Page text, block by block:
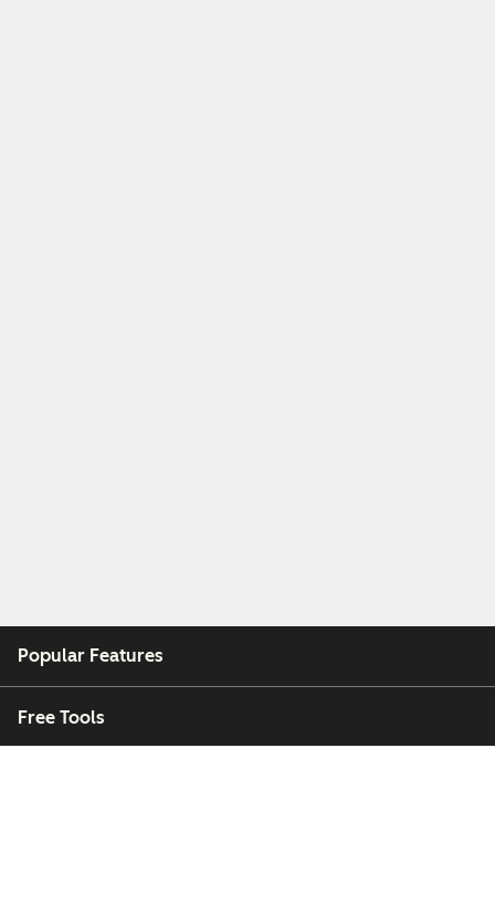
Popular Features
Free Tools